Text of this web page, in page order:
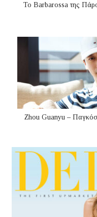
Το Barbarossa της
Zhou Guanyu –